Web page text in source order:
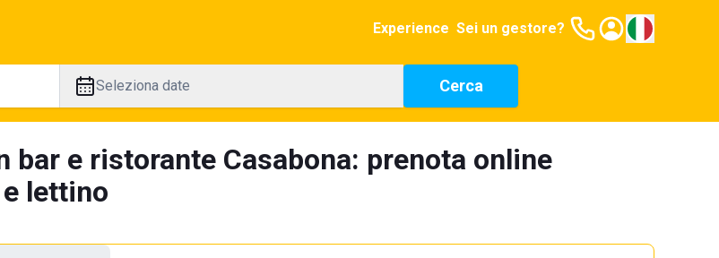
Experience Sei un gestore?
Seleziona date Cerca
bar e ristorante Casabona: prenota online
lettino